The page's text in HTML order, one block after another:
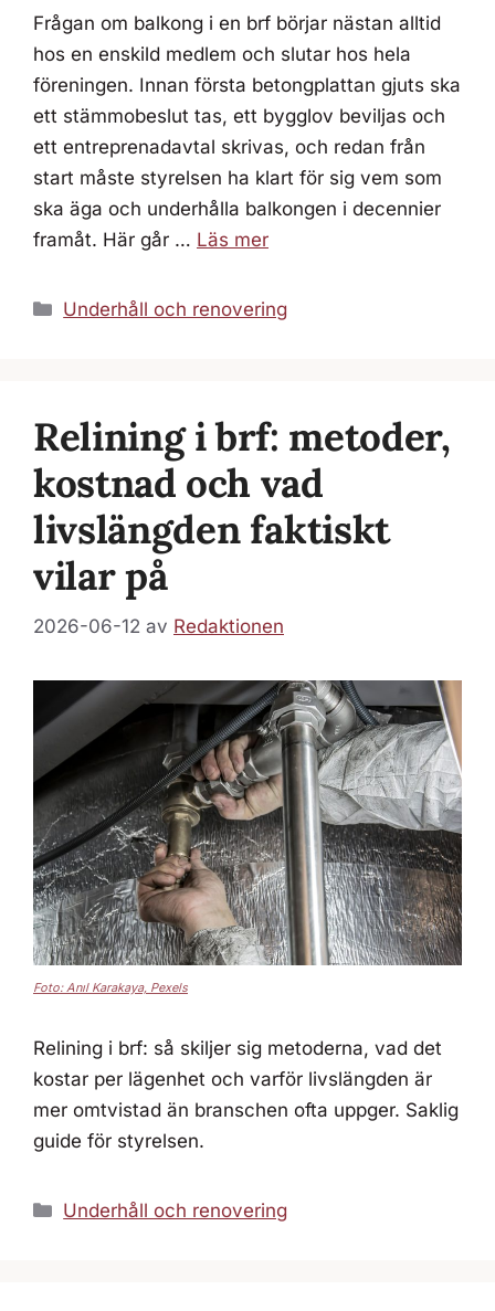
Frågan om balkong i en brf börjar nästan alltid
hos en enskild medlem och slutar hos hela
föreningen. Innan första betongplattan gjuts ska
ett stämmobeslut tas, ett bygglov beviljas och
ett entreprenadavtal skrivas, och redan från
start måste styrelsen ha klart för sig vem som
ska äga och underhålla balkongen i decennier
framåt. Här går … Läs mer
Kategorier
Underhåll och renovering
Relining i brf: metoder,
kostnad och vad
livslängden faktiskt
vilar på
2026-06-12 av Redaktionen
Foto: Anıl Karakaya, Pexels
Relining i brf: så skiljer sig metoderna, vad det
kostar per lägenhet och varför livslängden är
mer omtvistad än branschen ofta uppger. Saklig
guide för styrelsen.
Kategorier
Underhåll och renovering